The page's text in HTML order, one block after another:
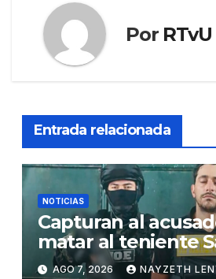
Por
Entrada relacionada
NOTICIAS
Capturan al
matar al teniente
San Matías
AGO 7, 2026 NAYZETH